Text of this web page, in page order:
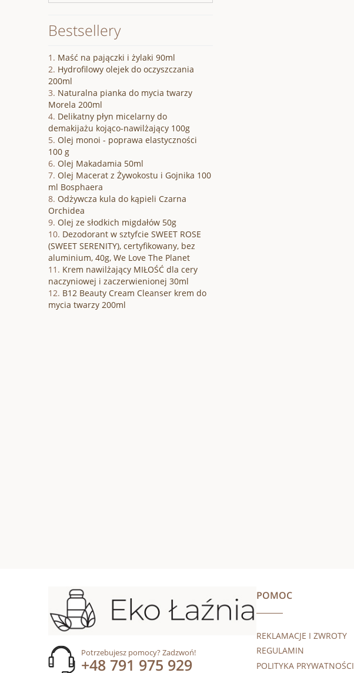
Bestsellery
Maść na pajączki i żylaki 90ml
Hydrofilowy olejek do oczyszczania
200ml
Naturalna pianka do mycia twarzy
Morela 200ml
Delikatny płyn micelarny do
demakijażu kojąco-nawilżający 100g
Olej monoi - poprawa elastyczności
100 g
Olej Makadamia 50ml
Olej Macerat z Żywokostu i Gojnika 100
ml Bosphaera
Odżywcza kula do kąpieli Czarna
Orchidea
Olej ze słodkich migdałów 50g
Dezodorant w sztyfcie SWEET ROSE
(SWEET SERENITY), certyfikowany, bez
aluminium, 40g, We Love The Planet
Krem nawilżający MIŁOŚĆ dla cery
naczyniowej i zaczerwienionej 30ml
B12 Beauty Cream Cleanser krem do
mycia twarzy 200ml
Potrzebujesz pomocy? Zadzwoń!
+48 791 975 929
POMOC
REKLAMACJE I ZWROTY
REGULAMIN
POLITYKA PRYWATNOŚCI